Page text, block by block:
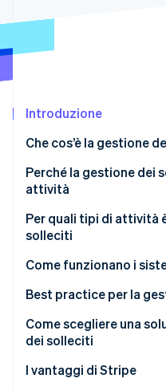
Prevenzione delle frodi
Climate
Identity
Verifica online dell'identità
Stripe Sessions
Scopri come
Guarda ora
Introduzione
Che cos’è la gestione
Perché la gestione dei
attività
Per quali tipi di attività
solleciti
Come funzionano i
Best practice per la
Come scegliere una
dei solleciti
Definisci esigenze e
I vantaggi di Stripe